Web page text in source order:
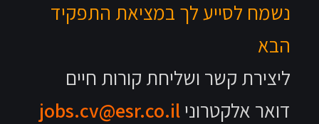
נשמח לסייע לך במציאת התפקיד
הבא
ליצירת קשר ושליחת קורות חיים
דואר אלקטרוניjobs.cv@esr.co.il